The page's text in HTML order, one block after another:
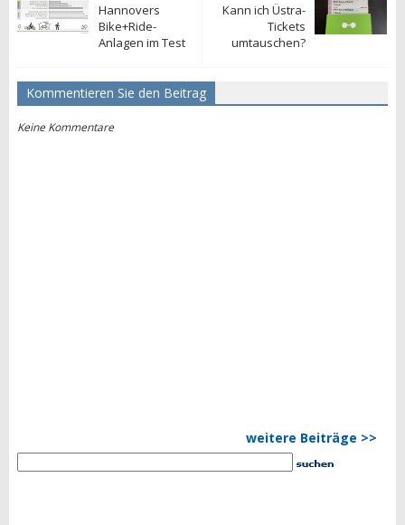
Kann ich Üstra-
Tickets
umtauschen?
Hannovers
Bike+Ride-
Anlagen im Test
Kommentieren Sie den Beitrag
Keine Kommentare
weitere Beiträge >>